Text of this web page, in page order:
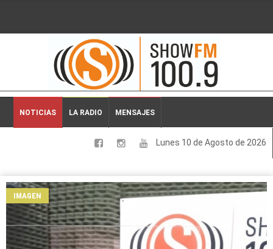
2026-08-10 02:04:14
NOTICIAS LA RADIO MENSAJES
Lunes 10 de Agosto de 2026
LOCALES
ESPECTACULOS
IMAGEN